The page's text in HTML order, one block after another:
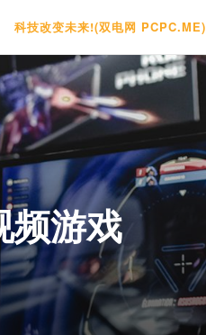
科技改变未来!(双电网 PCPC.ME)
频游戏